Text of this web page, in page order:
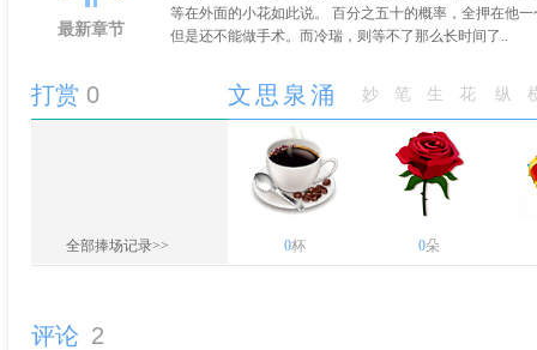
最新章节
等在外面的小花如此说。 百分之五十的概率，全押在他
但是还不能做手术。而冷瑞，则等不了那么长时间了..
打赏 0 文思泉涌 妙笔生花 纵
全部捧场记录>> 0杯 0朵
评论 2